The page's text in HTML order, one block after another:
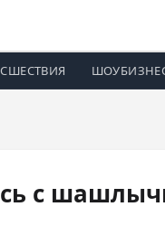
с